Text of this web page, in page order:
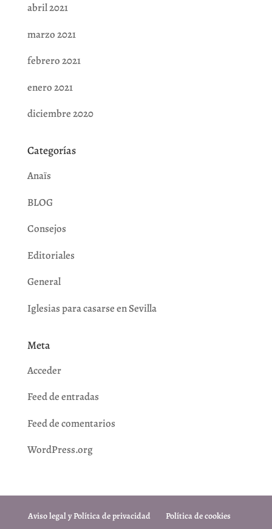
abril 2021
marzo 2021
febrero 2021
enero 2021
diciembre 2020
Categorías
Anaïs
BLOG
Consejos
Editoriales
General
Iglesias para casarse en Sevilla
Meta
Acceder
Feed de entradas
Feed de comentarios
WordPress.org
Aviso legal y Política de privacidad Política de cookies